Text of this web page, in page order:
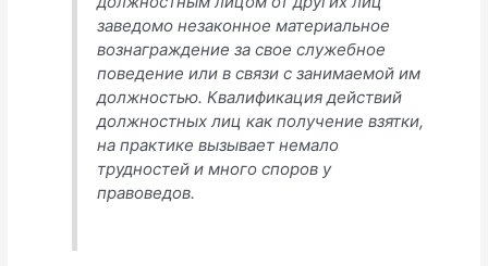
заведомо незаконное материальное
вознаграждение за свое служебное
поведение или в связи с занимаемой им
должностью. Квалификация действий
должностных лиц как получение взятки,
на практике вызывает немало
трудностей и много споров у
правоведов.